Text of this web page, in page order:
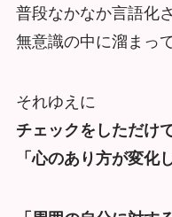
普段なかなか言語化
無意識の中に溜まっ
それゆえに
チェックをしただけ
「心のあり方が変化